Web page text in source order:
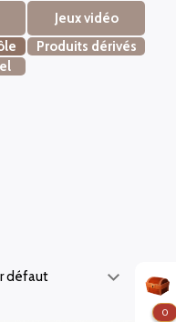
0
Jeux vidéo
Produits dérivés